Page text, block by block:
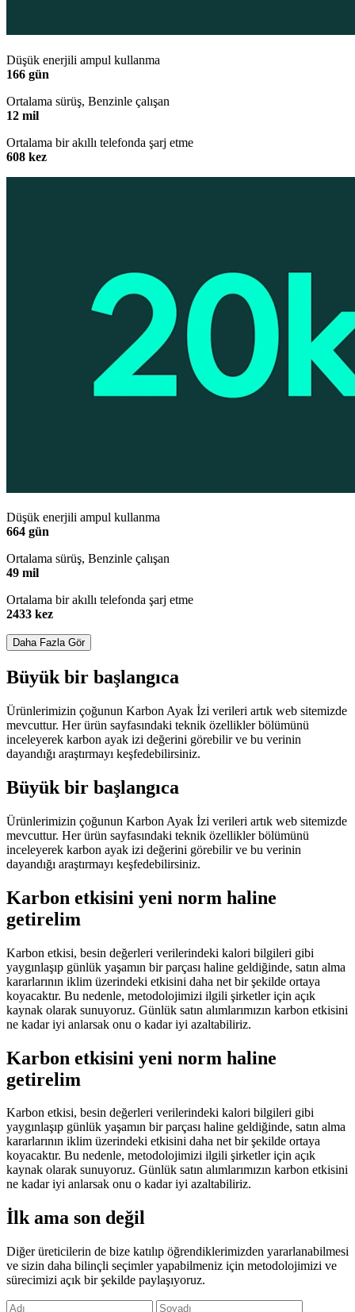
Düşük enerjili ampul kullanma
166 gün
Ortalama sürüş, Benzinle çalışan
12 mil
Ortalama bir akıllı telefonda şarj etme
608 kez
Düşük enerjili ampul kullanma
664 gün
Ortalama sürüş, Benzinle çalışan
49 mil
Ortalama bir akıllı telefonda şarj etme
2433 kez
Daha Fazla Gör
Büyük bir başlangıca
Ürünlerimizin çoğunun Karbon Ayak İzi verileri artık web sitemizde
mevcuttur. Her ürün sayfasındaki teknik özellikler bölümünü
inceleyerek karbon ayak izi değerini görebilir ve bu verinin
dayandığı araştırmayı keşfedebilirsiniz.
Büyük bir başlangıca
Ürünlerimizin çoğunun Karbon Ayak İzi verileri artık web sitemizde
mevcuttur. Her ürün sayfasındaki teknik özellikler bölümünü
inceleyerek karbon ayak izi değerini görebilir ve bu verinin
dayandığı araştırmayı keşfedebilirsiniz.
Karbon etkisini yeni norm haline
getirelim
Karbon etkisi, besin değerleri verilerindeki kalori bilgileri gibi
yaygınlaşıp günlük yaşamın bir parçası haline geldiğinde, satın alma
kararlarının iklim üzerindeki etkisini daha net bir şekilde ortaya
koyacaktır. Bu nedenle, metodolojimizi ilgili şirketler için açık
kaynak olarak sunuyoruz. Günlük satın alımlarımızın karbon etkisini
ne kadar iyi anlarsak onu o kadar iyi azaltabiliriz.
Karbon etkisini yeni norm haline
getirelim
Karbon etkisi, besin değerleri verilerindeki kalori bilgileri gibi
yaygınlaşıp günlük yaşamın bir parçası haline geldiğinde, satın alma
kararlarının iklim üzerindeki etkisini daha net bir şekilde ortaya
koyacaktır. Bu nedenle, metodolojimizi ilgili şirketler için açık
kaynak olarak sunuyoruz. Günlük satın alımlarımızın karbon etkisini
ne kadar iyi anlarsak onu o kadar iyi azaltabiliriz.
İlk ama son değil
Diğer üreticilerin de bize katılıp öğrendiklerimizden yararlanabilmesi
ve sizin daha bilinçli seçimler yapabilmeniz için metodolojimizi ve
sürecimizi açık bir şekilde paylaşıyoruz.